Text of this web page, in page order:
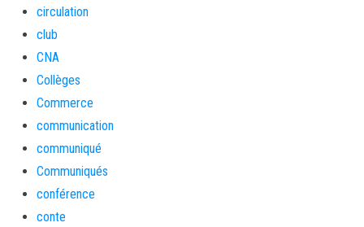
circulation
club
CNA
Collèges
Commerce
communication
communiqué
Communiqués
conférence
conte